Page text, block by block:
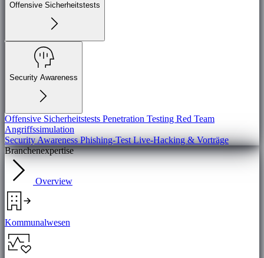
Offensive Sicherheitstests
Security Awareness
Offensive Sicherheitstests Penetration Testing Red Team
Angriffssimulation
Security AwarenessPhishing-TestLive-Hacking & Vorträge
Branchenexpertise
Overview
Kommunalwesen